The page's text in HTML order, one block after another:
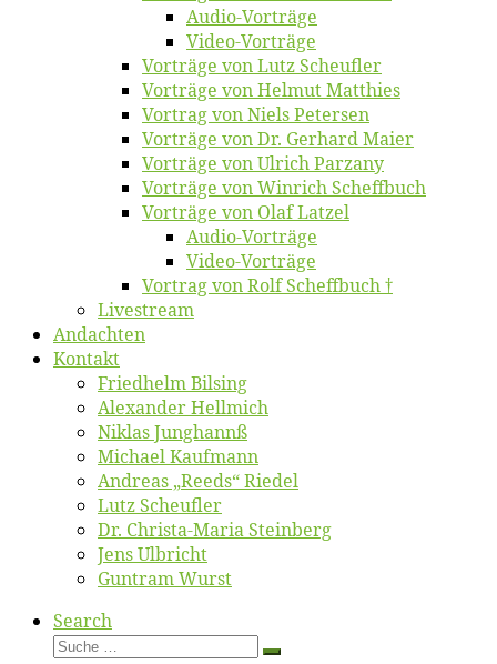
Au­dio-Vor­trä­ge
Vi­deo-Vor­trä­ge
Vor­trä­ge von Lutz Scheufler
Vor­trä­ge von Hel­mut Matthies
Vor­trag von Niels Petersen
Vor­trä­ge von Dr. Ger­hard Maier
Vor­trä­ge von Ul­rich Parzany
Vor­trä­ge von Win­rich Scheffbuch
Vor­trä­ge von Olaf Latzel
Au­dio-Vor­trä­ge
Vi­deo-Vor­trä­ge
Vor­trag von Rolf Scheffbuch †
Live­stream
An­dach­ten
Kon­takt
Fried­helm Bilsing
Alex­an­der Hellmich
Ni­klas Junghannß
Mi­cha­el Kaufmann
An­dre­as „Reeds“ Riedel
Lutz Scheuf­ler
Dr. Chris­­ta-Ma­ria Steinberg
Jens Ulb­richt
Gun­tram Wurst
Search
Suche
Suche